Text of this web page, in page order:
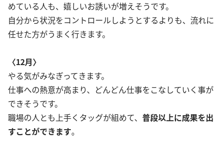
めている人も、嬉しいお誘いが増えそうです。
自分から状況をコントロールしようとするよりも、流れに
任せた方がうまく行きます。
〈12月〉
やる気がみなぎってきます。
仕事への熱意が高まり、どんどん仕事をこなしていく事が
できそうです。
職場の人とも上手くタッグが組めて、 普段以上に成果を出
すことができます。